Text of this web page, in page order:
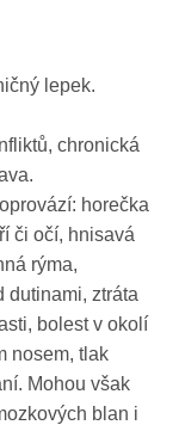
lepek.
chronická
horečka
či očí, hnisavá
rýma,
dutinami, ztráta
bolest v okolí
nosem, tlak
Mohou však
blan i